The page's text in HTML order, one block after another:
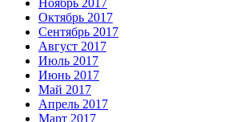
Октябрь 2017
Сентябрь 2017
Август 2017
Июль 2017
Июнь 2017
Май 2017
Апрель 2017
Март 2017